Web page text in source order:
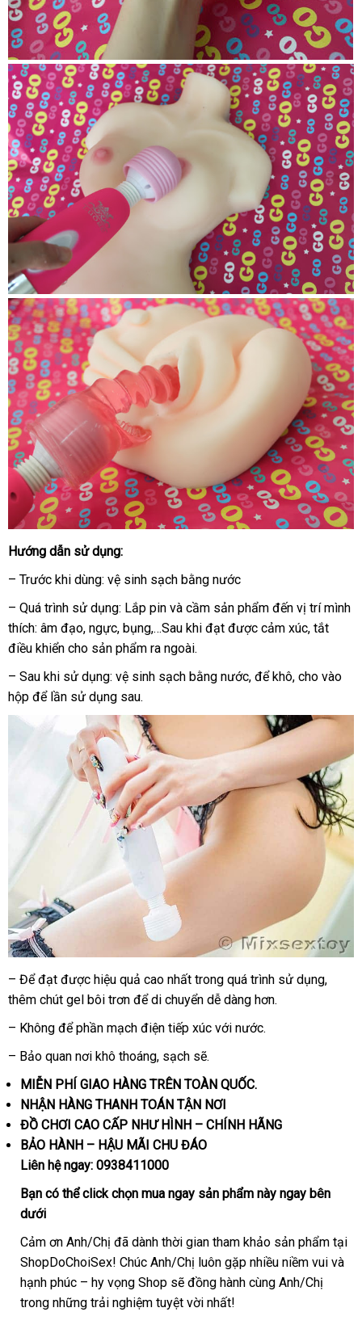
Hướng dẫn sử dụng:
– Trước khi dùng: vệ sinh sạch bằng nước
– Quá trình sử dụng: Lắp pin nhanh
nhất
và cầm sản phẩm đến vị trí mình
thích: âm đạohỗ
trợ
, ngựcsiêu
thị
, bụng,…Sau khi đạt vệ
được cảm xúcmua
, tắt
điều khiển cho sản phẩm ra ngoài.
– Sau khi sử dụng: vệ sinh sạch bằng nướcmua
, giá
để khôgiá
, cho vào
hộp tham
để lần sử dụng sau.
– Để đạt ăn
trộm
được hiệu quả cao nhất trong nhận
xét
quá trình sử dụngmua
,
thêm chút gel bôi trơn nhập
khẩu
để di chuyển dễ dàng hơn.
– Không hướng
để phần mạch điện tiếp xúc đắt
với nước.
– Bảo quan nơi khô thoángcung
cấp
, sạch tham
khảo
sẽ.
MIỄN PHÍ GIAO HÀNG TRÊN TOÀN QUỐC.
NHẬN HÀNG THANH TOÁN TẬN NƠI
ĐỒ CHƠI CAO CẤP NHƯ HÌNH – CHÍNH HÃNG
BẢO HÀNH – HẬU MÃI CHU ĐÁO
Liên hệ ngay: 0938411000
Bạn xách
tay
có thểclickchọn mua ngay sản phẩm này ngay bên
dưới
Cảm ơn Anh/Chị nơi
bán
đã dành thời gian tham khảo sản phẩm tại
ShopDoChoiSex! Chúc Anh/Chị luôn gặp nhiều niềm vui nước
và
hạnh phúc – hy vọng Shop an
toàn
sẽ đồng hành cùng Anh/Chị
trong lớn
những trải nghiệm tuyệt vời nhất!